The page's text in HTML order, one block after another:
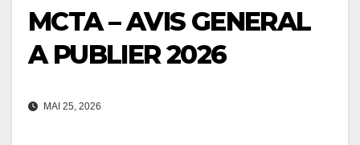
MCTA – AVIS GENERAL
A PUBLIER 2026
MAI 25, 2026